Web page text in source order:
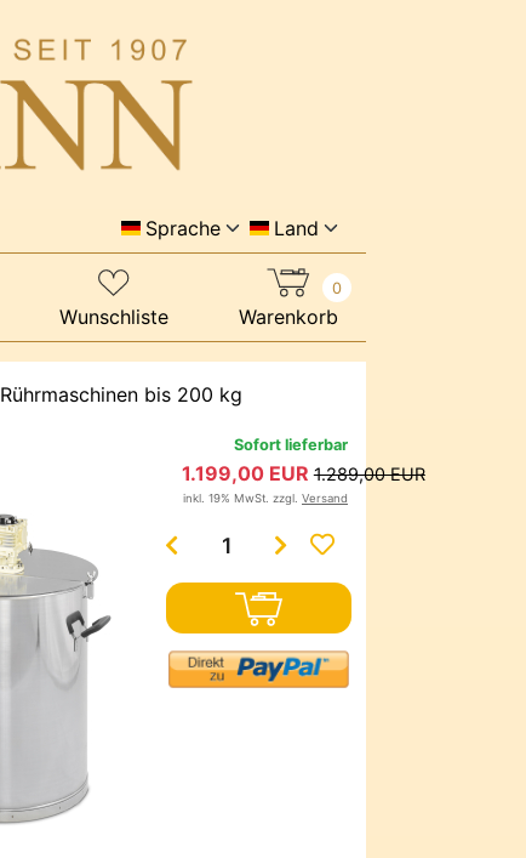
Sprache Land
Wunschliste Warenkorb
0
Rührmaschinen bis 200 kg
Sofort lieferbar
1.199,00 EUR1.289,00 EUR
inkl. 19% MwSt. zzgl. Versand